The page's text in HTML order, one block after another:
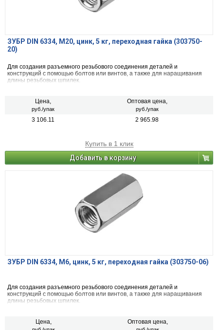
ЗУБР DIN 6334, M20, цинк, 5 кг, переходная гайка (303750-
20)
Для создания разъемного резьбового соединения деталей и
конструкций с помощью болтов или винтов, а также для наращивания
длины резьбовых шпилек.
Цена,
руб./упак
Оптовая цена,
руб./упак
3 106.11 2 965.98
Купить в 1 клик
Добавить в корзину
ЗУБР DIN 6334, M6, цинк, 5 кг, переходная гайка (303750-06)
Для создания разъемного резьбового соединения деталей и
конструкций с помощью болтов или винтов, а также для наращивания
длины резьбовых шпилек.
Цена, Оптовая цена,